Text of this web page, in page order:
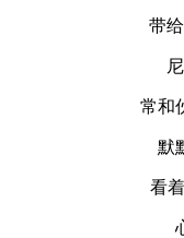
带
常和
默
看